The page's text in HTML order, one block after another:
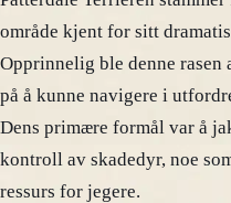
område kjent for sitt
Opprinnelig ble denne
på å kunne navigere i
Dens primære formål var å
kontroll av skadedyr, noe
ressurs for jegere.